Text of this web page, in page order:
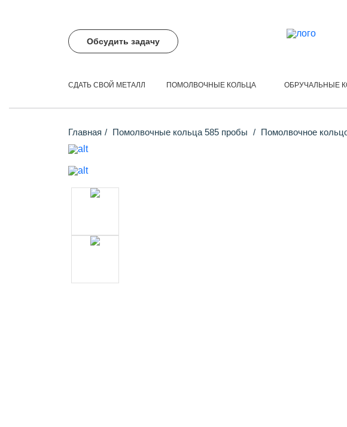
Обсудить задачу
СДАТЬ СВОЙ МЕТАЛЛ ПОМОЛВОЧНЫЕ КОЛЬЦА ОБРУЧАЛЬНЫЕ
Главная Помолвочные кольца 585 пробы Помолвочное